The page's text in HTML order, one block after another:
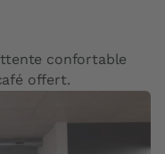
confortable
offert.